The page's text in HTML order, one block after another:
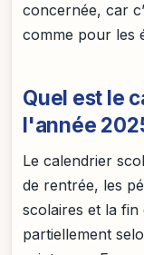
concernée, car
comme pour les
Quel est le
l'année
Le calendrier
de rentrée, les
scolaires et la fin
partiellement